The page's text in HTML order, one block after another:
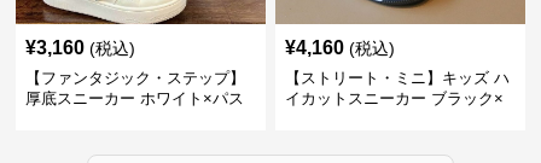
¥3,160 (税込)
【ファンタジック・ステップ】
厚底スニーカー ホワイト×パス
¥4,160 (税込)
【ストリート・ミニ】キッズ ハ
イカットスニーカー ブラック×